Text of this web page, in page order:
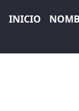
INICIO